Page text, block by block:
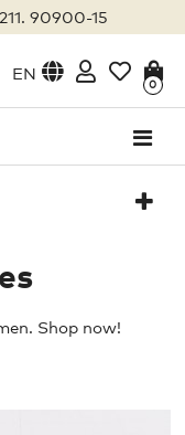
90900-15
EN
0
Shop now!